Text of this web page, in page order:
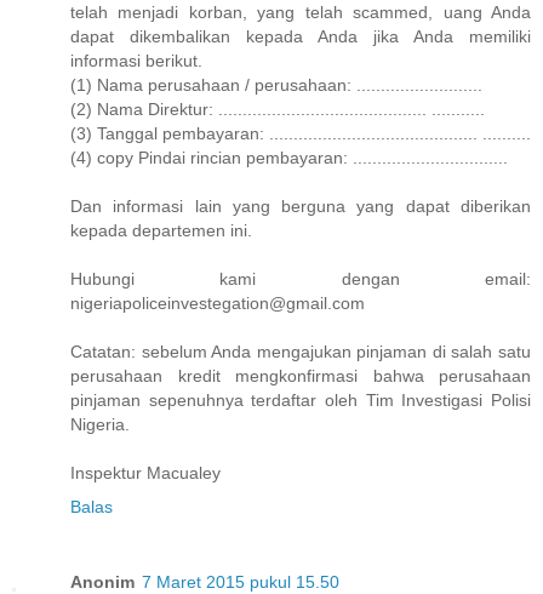
telah menjadi korban, yang telah scammed, uang Anda
dapat dikembalikan kepada Anda jika Anda memiliki
informasi berikut.
(1) Nama perusahaan / perusahaan: ..........................
(2) Nama Direktur: ........................................... ...........
(3) Tanggal pembayaran: ........................................... ..........
(4) copy Pindai rincian pembayaran: ................................
Dan informasi lain yang berguna yang dapat diberikan
kepada departemen ini.
Hubungi kami dengan email:
nigeriapoliceinvestegation@gmail.com
Catatan: sebelum Anda mengajukan pinjaman di salah satu
perusahaan kredit mengkonfirmasi bahwa perusahaan
pinjaman sepenuhnya terdaftar oleh Tim Investigasi Polisi
Nigeria.
Inspektur Macualey
Balas
Anonim 7 Maret 2015 pukul 15.50